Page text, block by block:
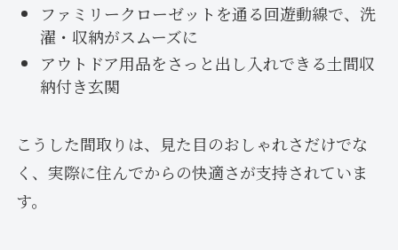
ファミリークローゼットを通る回遊動線で、洗
濯・収納がスムーズに
アウトドア用品をさっと出し入れできる土間収
納付き玄関
こうした間取りは、見た目のおしゃれさだけでな
く、実際に住んでからの快適さが支持されていま
す。